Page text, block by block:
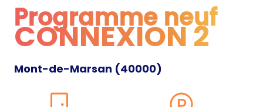
Programme neuf
Programme neuf
CONNEXION 2
Mont-de-Marsan (40000)